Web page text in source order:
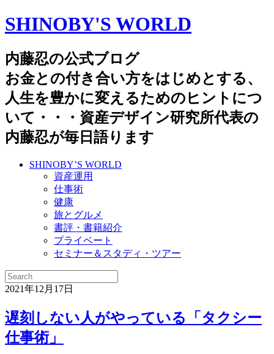
SHINOBY'S WORLD
内藤忍の公式ブログ
お金との付き合い方をはじめとする、
人生を豊かに変えるためのヒントにつ
いて・・・資産デザイン研究所代表の
内藤忍が毎日語ります
SHINOBY’S WORLD
資産運用
仕事術
健康
旅とグルメ
書評・書籍紹介
プライベート
セミナー＆スタディ・ツアー
2021年12月17日
遅刻しない人がやっている「タクシー
仕事術」